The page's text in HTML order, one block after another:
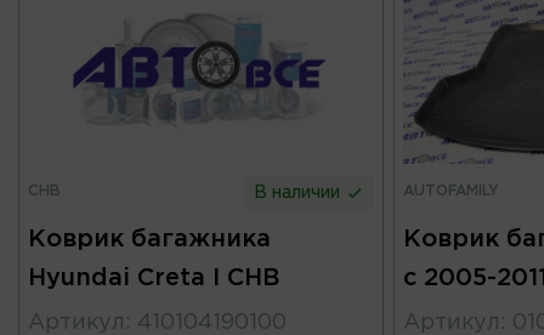
CHB В наличии
Коврик багажника
Hyundai Creta I CHB
Артикул : 410104190100
AUTOFAMILY
Коврик
с 2005-
Артикул :